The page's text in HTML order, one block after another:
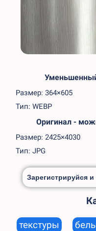
Размер: 364×605
Тип: WEBP
Оригинал -
Размер: 2425×4030
Тип: JPG
Зарегистрируйся
текстуры